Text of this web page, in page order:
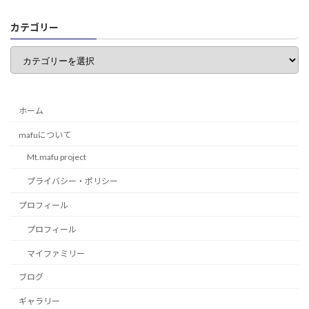
カテゴリー
カ
ホーム
mafuについて
Mt.mafu project
プライバシー・ポリシー
プロフィール
プロフィール
マイファミリー
ブログ
ギャラリー